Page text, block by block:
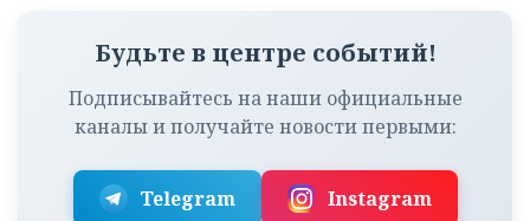
Будьте в центре событий!
Подписывайтесь на наши официальные
каналы и получайте новости первыми:
Telegram Instagram